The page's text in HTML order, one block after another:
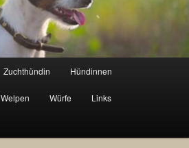
Zuchthündin Hündinnen
Welpen Würfe Links